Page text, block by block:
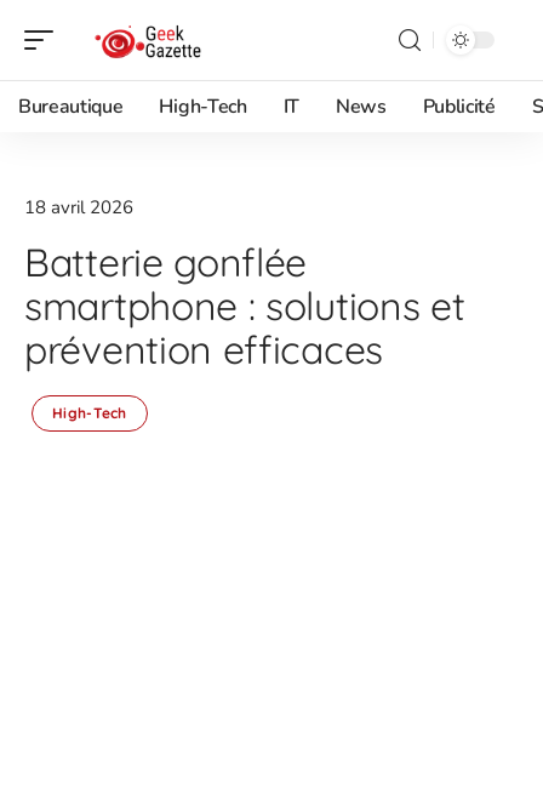
Bureautique High-Tech IT News Publicité
18 avril 2026
Batterie gonflée
smartphone : solutions et
prévention efficaces
High-Tech